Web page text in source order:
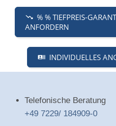
% % TIEFPREIS-
ANFORDERN
INDIVIDUELLES
Telefonische Beratung
+49 7229/ 184909-0